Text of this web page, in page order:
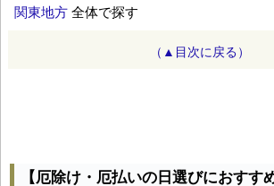
関東地方 全体で探す
（▲目次に戻る）
【厄除け・厄払いの日選びにおすすめ